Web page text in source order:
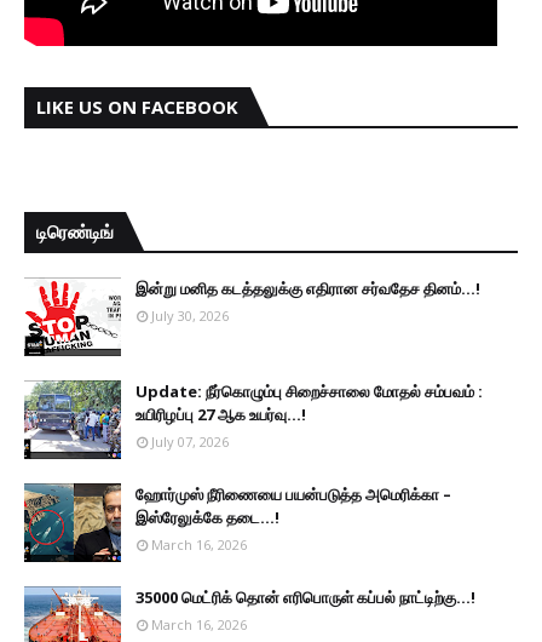
LIKE US ON FACEBOOK
டிரெண்டிங்
இன்று மனித கடத்தலுக்கு எதிரான சர்வதேச தினம்...!
July 30, 2026
Update: நீர்கொழும்பு சிறைச்சாலை மோதல் சம்பவம் :
உயிரிழப்பு 27 ஆக உயர்வு...!
July 07, 2026
ஹோர்முஸ் நீரிணையை பயன்படுத்த அமெரிக்கா –
இஸ்ரேலுக்கே தடை...!
March 16, 2026
35000 மெட்ரிக் தொன் எரிபொருள் கப்பல் நாட்டிற்கு...!
March 16, 2026